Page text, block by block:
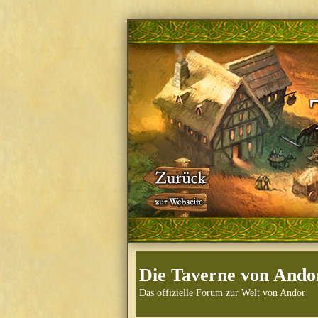
Die Taverne von
Das offizielle Forum zur Welt von Andor